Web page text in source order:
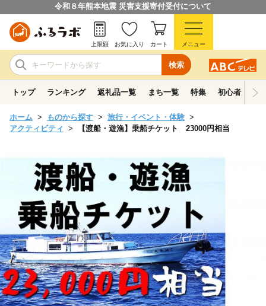
令和８年熊本地震 災害支援寄付受付について
検索
上限額 お気に入り カート メニュー
トップ ランキング 返礼品一覧 まち一覧 特集 初心者ガイド
ホーム ものから探す
旅行・イベント・体験
アクティビティ
【渡船・遊漁】乗船チケット 23000円相当